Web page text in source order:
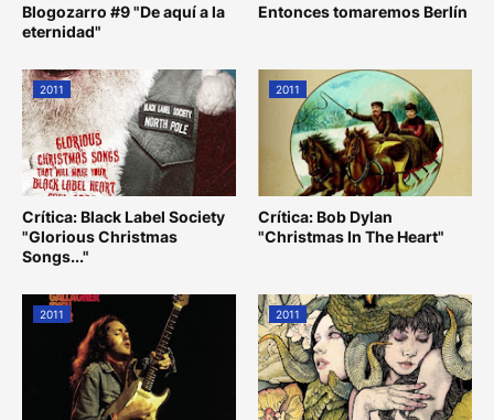
Blogozarro #9 "De aquí a la
eternidad"
Entonces tomaremos Berlín
2011
Crítica: Black Label Society
"Glorious Christmas
Songs..."
2011
Crítica: Bob Dylan
"Christmas In The Heart"
2011 2011